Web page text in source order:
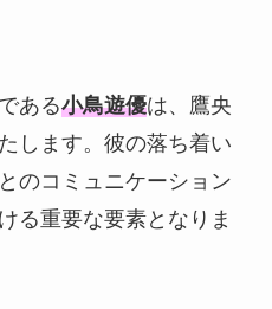
ある小鳥遊優は、鷹央
します。彼の落ち着い
のコミュニケーション
る重要な要素となりま